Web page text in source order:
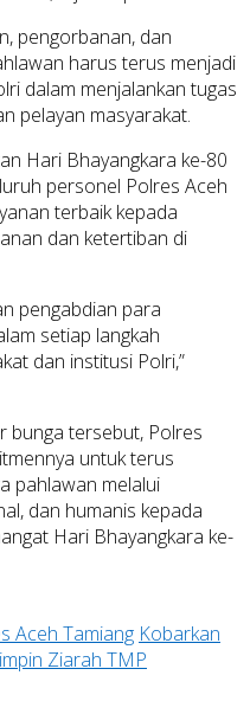
pengorbanan, dan
harus terus menjadi
dalam menjalankan tugas
pelayan masyarakat.
Hari Bhayangkara ke-80
personel Polres Aceh
terbaik kepada
dan ketertiban di
pengabdian para
setiap langkah
dan institusi Polri,”
bunga tersebut, Polres
untuk terus
pahlawan melalui
dan humanis kepada
Hari Bhayangkara ke-
Aceh Tamiang Kobarkan
Ziarah TMP